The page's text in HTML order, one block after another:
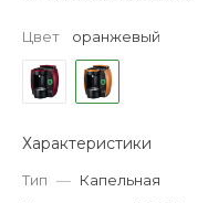
‹›
Цвет оранжевый
Характеристики
Тип — Капельная